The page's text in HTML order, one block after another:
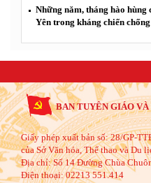
Những năm, tháng hào
Yên trong kháng chiến
BAN TUYÊN GIÁO
Giấy phép xuất bản số: 28/GP-
của Sở Văn hóa, Thể thao và Du
Địa chỉ:Số 14 Đường Chùa
Điện thoại:02213 551.414